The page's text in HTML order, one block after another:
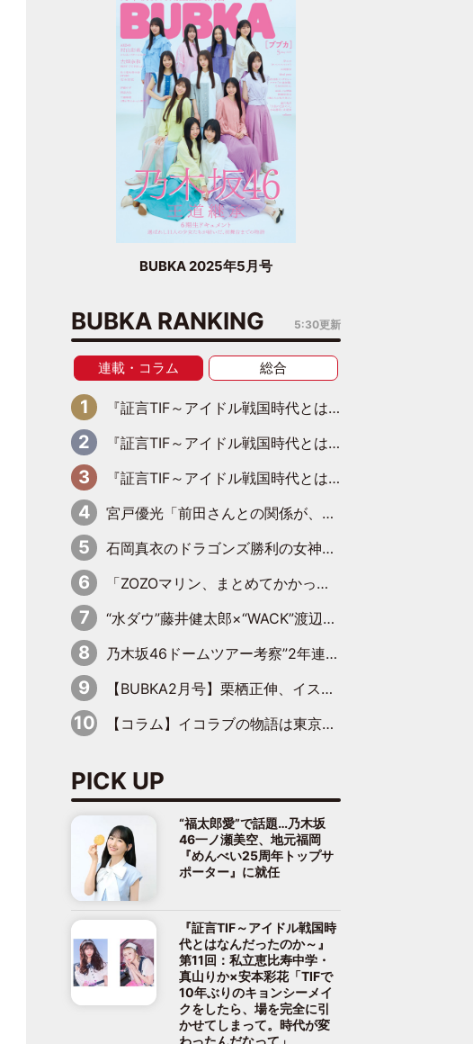
BUBKA 2025年5月号
BUBKA RANKING 5:30更新
連載・コラム 総合
『証言TIF～アイドル戦国時代とはなんだったのか～』第11回：私立恵比寿中学・真山りか×安本彩花「TIFで10年ぶりのキョンシーメイクをしたら、場を完全に引かせてしまって。時代が変わったんだなって」
『証言TIF～アイドル戦国時代とはなんだったのか～』第10回：さくら学院・武藤彩未×飯田らうら「正直、中3で辞めるというのを信じてなくて。そう言われてはいたけど、嘘でしょって」
『証言TIF～アイドル戦国時代とはなんだったのか～』第8回：Negicco・Nao☆×Megu×Kaede「東京からオファーが来たのと、梨の皮剥きとどっちが大事なんだって」
宮戸優光「前田さんとの関係が、第三者の焚きつけのようなかたちで壊されてしまったのは、悲しいことですよ」【UWF】
石岡真衣のドラゴンズ勝利の女神記 第７回「夏の神宮！11得点どらほー」
「ZOZOマリン、まとめてかかってこい！」櫻坂46 山下瞳月の魂の叫び！5年目の勝利にBuddiesたちは態度で示せるか!?
“水ダウ”藤井健太郎×“WACK”渡辺淳之介「悪企のすゝめ 大人を煙に巻く仕事術」刊行記念対談
乃木坂46ドームツアー考察”2年連続座長”のエース・井上和の涙から感じた「乃木坂46らしさ」とは？
【BUBKA2月号】栗栖正伸、イス大王が語る遅咲きヒールとしての苦節50年
【コラム】イコラブの物語は東京ドームの後も続くのか
PICK UP
“福太郎愛”で話題…乃木坂
46一ノ瀬美空、地元福岡
『めんべい25周年トップサ
ポーター』に就任
『証言TIF～アイドル戦国時
代とはなんだったのか～』
第11回：私立恵比寿中学・
真山りか×安本彩花「TIFで
10年ぶりのキョンシーメイ
クをしたら、場を完全に引
かせてしまって。時代が変
わったんだなって」